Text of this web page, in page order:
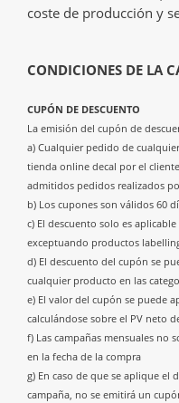
coste de producción y
CONDICIONES DE LA
CUPÓN DE DESCUENTO
La emisión del cupón de
a) Cualquier pedido de
tienda online decal por el
admitidos pedidos realizados
b) Los cupones son válidos 60
c) El descuento solo es
exceptuando productos
d) El descuento del cupón se
cualquier producto en las
e) El valor del cupón se puede
calculándose sobre el PV neto
f) Las campañas mensuales no
en la fecha de la compra
g) En caso de que se aplique el
campaña, no se emitirá un